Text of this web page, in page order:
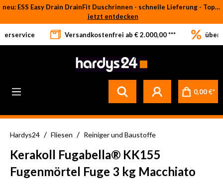
Zum Hauptinhalt springen
neu: ESS Easy Drain DrainFit Duschrinnen - schnelle Lieferung - Top-Preise
jetzt entdecken
Versandkostenfrei ab € 2.000,00 *** über
0,00 €*
Hardys24 / Fliesen / Reiniger und Baustoffe
Kerakoll Fugabella® KK155
Fugenmörtel Fuge 3 kg Macchiato